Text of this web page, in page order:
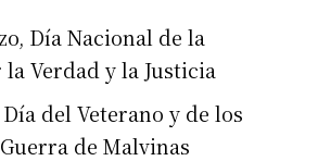
Día Nacional de la
Verdad y la Justicia
del Veterano y de los
de Malvinas